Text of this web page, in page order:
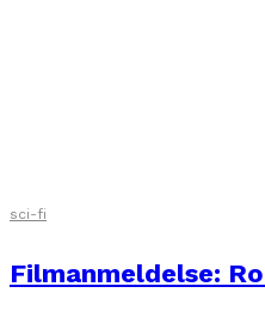
sci-fi
Filmanmeldelse: